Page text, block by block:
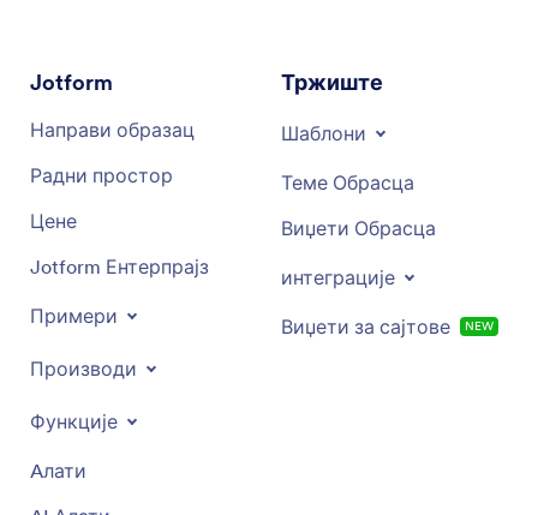
Jotform
Направи образац
Радни простор
Цене
Jotform Ентерпрајз
Примери
Производи
Функције
Aлати
Тржиште
Шаблони
Теме Обрасца
Виџети Обрасца
интеграције
Виџети за сајтове NEW